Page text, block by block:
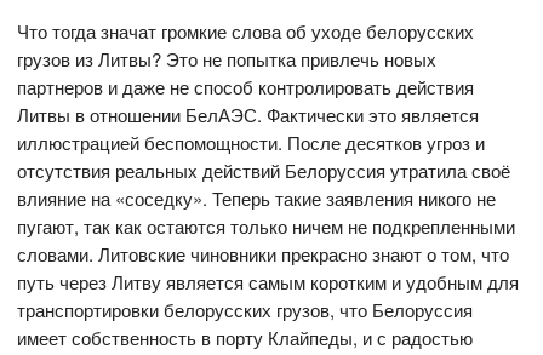
Что тогда значат громкие слова об уходе белорусских
грузов из Литвы? Это не попытка привлечь новых
партнеров и даже не способ контролировать действия
Литвы в отношении БелАЭС. Фактически это является
иллюстрацией беспомощности. После десятков угроз и
отсутствия реальных действий Белоруссия утратила своё
влияние на «соседку». Теперь такие заявления никого не
пугают, так как остаются только ничем не подкрепленными
словами. Литовские чиновники прекрасно знают о том, что
путь через Литву является самым коротким и удобным для
транспортировки белорусских грузов, что Белоруссия
имеет собственность в порту Клайпеды, и с радостью